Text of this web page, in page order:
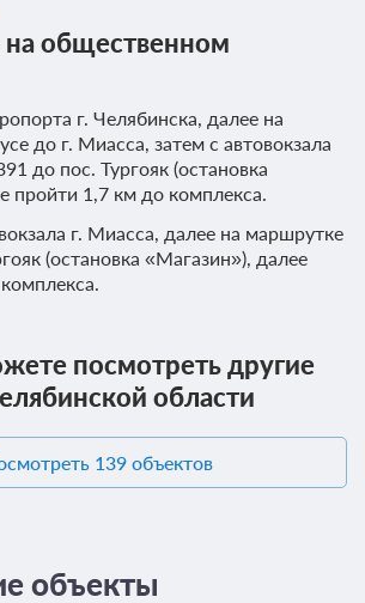
на общественном
г. Челябинска, далее на
до г. Миасса, затем с автовокзала
до пос. Тургояк (остановка
пройти 1,7 км до комплекса.
г. Миасса, далее на маршрутке
(остановка «Магазин»), далее
посмотреть другие
области
139 объектов
объекты